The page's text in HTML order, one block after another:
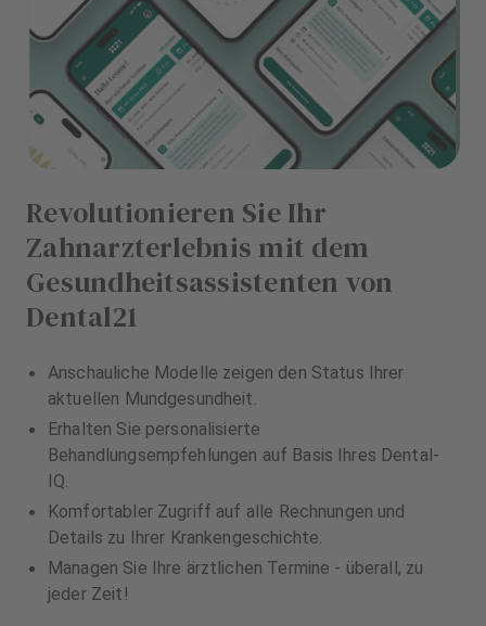
Revolutionieren Sie Ihr
Zahnarzterlebnis mit dem
Gesundheitsassistenten von
Dental21
Anschauliche Modelle zeigen den Status Ihrer
aktuellen Mundgesundheit.
Erhalten Sie personalisierte
Behandlungsempfehlungen auf Basis Ihres Dental-
IQ.
Komfortabler Zugriff auf alle Rechnungen und
Details zu Ihrer Krankengeschichte.
Managen Sie Ihre ärztlichen Termine - überall, zu
jeder Zeit!